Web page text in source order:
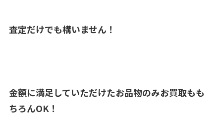
査定だけでも構いません！
金額に満足していただけたお品物のみお買取もも
ちろんOK！